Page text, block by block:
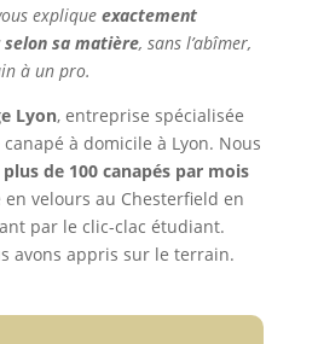
explique exactement
sa matière, sans l’abîmer,
à un pro.
Lyon, entreprise spécialisée
à domicile à Lyon. Nous
plus de 100 canapés par mois
velours au Chesterfield en
par le clic-clac étudiant.
avons appris sur le terrain.